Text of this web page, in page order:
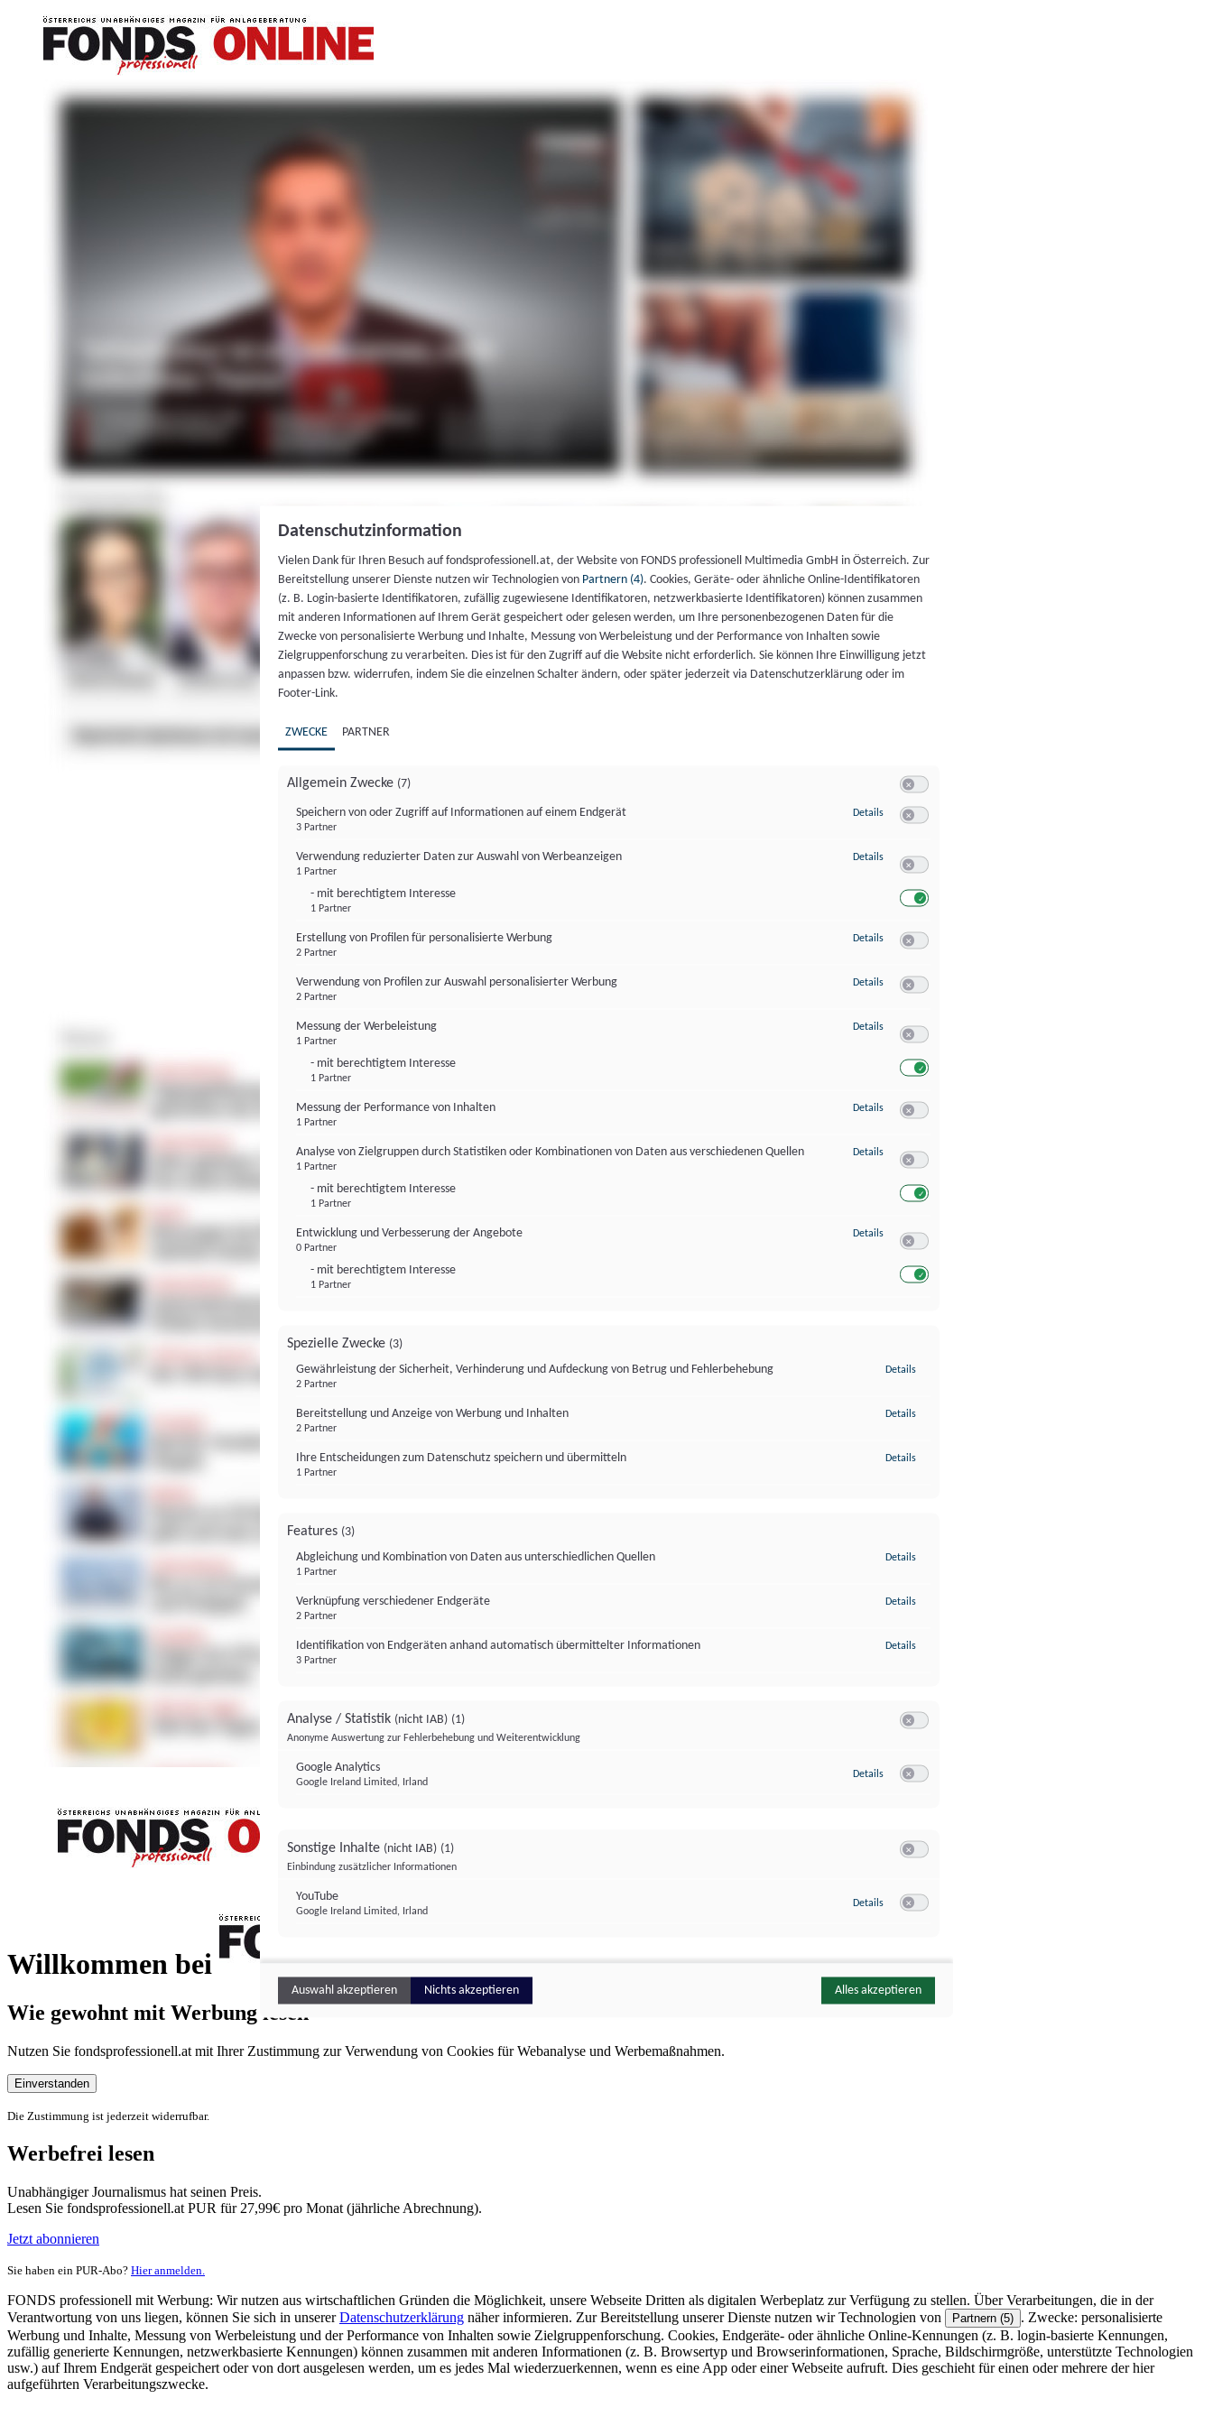
Willkommen bei
FONDS professionell
Wie gewohnt mit Werbung lesen
Nutzen Sie fondsprofessionell.at mit Ihrer Zustimmung zur Verwendung von Cookies für Webanalyse und Werbemaßnahmen.
Einverstanden
Die Zustimmung ist jederzeit widerrufbar.
Werbefrei lesen
Unabhängiger Journalismus hat seinen Preis.
Lesen Sie fondsprofessionell.at PUR für 27,99€ pro Monat (jährliche Abrechnung).
Jetzt abonnieren
Sie haben ein PUR-Abo? Hier anmelden.
FONDS professionell mit Werbung: Wir nutzen aus wirtschaftlichen Gründen die Möglichkeit, unsere Webseite Dritten als digitalen Werbeplatz zur Verfügung zu stellen. Über Verarbeitungen, die in der
Verantwortung von uns liegen, können Sie sich in unsererDatenschutzerklärung näher informieren. Zur Bereitstellung unserer Dienste nutzen wir Technologien von Partnern (5) . Zwecke: personalisierte
Werbung und Inhalte, Messung von Werbeleistung und der Performance von Inhalten sowie Zielgruppenforschung. Cookies, Endgeräte- oder ähnliche Online-Kennungen (z. B. login-basierte Kennungen,
zufällig generierte Kennungen, netzwerkbasierte Kennungen) können zusammen mit anderen Informationen (z. B. Browsertyp und Browserinformationen, Sprache, Bildschirmgröße, unterstützte Technologien
usw.) auf Ihrem Endgerät gespeichert oder von dort ausgelesen werden, um es jedes Mal wiederzuerkennen, wenn es eine App oder einer Webseite aufruft. Dies geschieht für einen oder mehrere der hier
aufgeführten Verarbeitungszwecke.
Datenschutzinformation
Vielen Dank für Ihren Besuch auf fondsprofessionell.at, der Website von FONDS professionell Multimedia GmbH in Österreich. Zur
Bereitstellung unserer Dienste nutzen wir Technologien von Partnern (4). Cookies, Geräte- oder ähnliche Online-Identifikatoren
(z. B. Login-basierte Identifikatoren, zufällig zugewiesene Identifikatoren, netzwerkbasierte Identifikatoren) können zusammen
mit anderen Informationen auf Ihrem Gerät gespeichert oder gelesen werden, um Ihre personenbezogenen Daten für die
Zwecke von personalisierte Werbung und Inhalte, Messung von Werbeleistung und der Performance von Inhalten sowie
Zielgruppenforschung zu verarbeiten. Dies ist für den Zugriff auf die Website nicht erforderlich. Sie können Ihre Einwilligung jetzt
anpassen bzw. widerrufen, indem Sie die einzelnen Schalter ändern, oder später jederzeit via Datenschutzerklärung oder im
Footer-Link.
ZWECKE PARTNER
Allgemein Zwecke (7)
Speichern von oder Zugriff auf Informationen auf einem Endgerät
3 Partner
Details zu Speichern von oder Zugriff auf Informationen auf einem Endgerät
Verwendung reduzierter Daten zur Auswahl von Werbeanzeigen
1 Partner
- mit berechtigtem Interesse
1 Partner
Details zu Verwendung reduzierter Daten zur Auswahl von Werbeanzeigen
Erstellung von Profilen für personalisierte Werbung
2 Partner
Details zu Erstellung von Profilen für personalisierte Werbung
Verwendung von Profilen zur Auswahl personalisierter Werbung
2 Partner
Details zu Verwendung von Profilen zur Auswahl personalisierter Werbung
Messung der Werbeleistung
1 Partner
- mit berechtigtem Interesse
1 Partner
Details zu Messung der Werbeleistung
Messung der Performance von Inhalten
1 Partner
Details zu Messung der Performance von Inhalten
Analyse von Zielgruppen durch Statistiken oder Kombinationen von Daten aus verschiedenen Quellen
1 Partner
- mit berechtigtem Interesse
1 Partner
Details zu Analyse von Zielgruppen durch Statistiken oder Kombinationen von
Entwicklung und Verbesserung der Angebote
0 Partner
- mit berechtigtem Interesse
1 Partner
Details zu Entwicklung und Verbesserung der Angebote
Spezielle Zwecke (3)
Gewährleistung der Sicherheit, Verhinderung und Aufdeckung von Betrug und Fehlerbehebung
2 Partner
Details
Bereitstellung und Anzeige von Werbung und Inhalten
2 Partner
Details
Ihre Entscheidungen zum Datenschutz speichern und übermitteln
1 Partner
Details
Features (3)
Abgleichung und Kombination von Daten aus unterschiedlichen Quellen
1 Partner
Details
Verknüpfung verschiedener Endgeräte
2 Partner
Details
Identifikation von Endgeräten anhand automatisch übermittelter Informationen
3 Partner
Details
Analyse / Statistik (nicht IAB) (1)
Anonyme Auswertung zur Fehlerbehebung und Weiterentwicklung
Google Analytics
Google Ireland Limited, Irland
Details zu Google Analytics
Sonstige Inhalte (nicht IAB) (1)
Einbindung zusätzlicher Informationen
YouTube
Google Ireland Limited, Irland
Details zu YouTube
Auswahl akzeptieren Nichts akzeptieren Alles akzeptieren